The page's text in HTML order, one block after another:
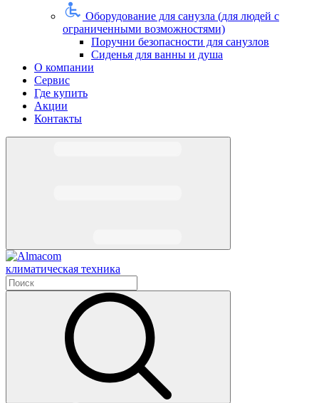
Оборудование для санузла (для людей с
ограниченными возможностями)
Поручни безопасности для санузлов
Сиденья для ванны и душа
О компании
Сервис
Где купить
Акции
Контакты
климатическая техника